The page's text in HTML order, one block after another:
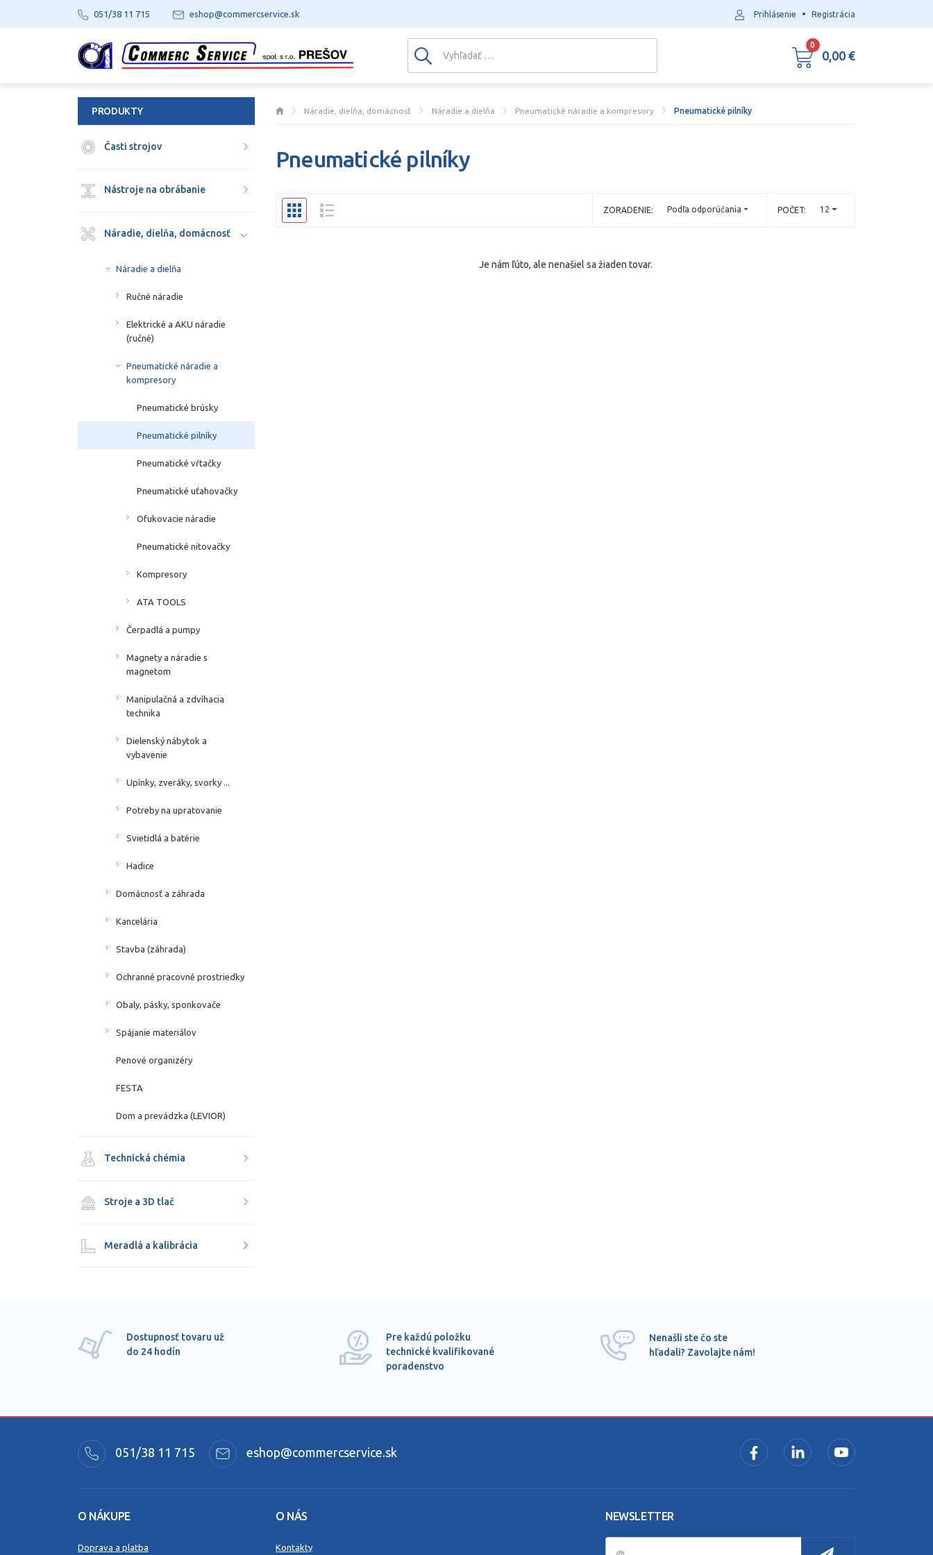
Náradie, dielňa, domácnosť Náradie a dielňa Pneumatické náradie a kompresory Pneumatické pilníky
Pneumatické pilníky
POČET: 12
ZORADENIE: Podľa odporúčania
Je nám ľúto, ale nenašiel sa žiaden tovar.
PRODUKTY
Časti strojov
Nástroje na obrábanie
Náradie, dielňa, domácnosť
Náradie a dielňa
Ručné náradie
Elektrické a AKU náradie
(ručné)
Pneumatické náradie a
kompresory
Pneumatické brúsky
Pneumatické pilníky
Pneumatické vŕtačky
Pneumatické uťahovačky
Ofukovacie náradie
Pneumatické nitovačky
Kompresory
ATA TOOLS
Čerpadlá a pumpy
Magnety a náradie s
magnetom
Manipulačná a zdvíhacia
technika
Dielenský nábytok a
vybavenie
Upínky, zveráky, svorky ...
Potreby na upratovanie
Svietidlá a batérie
Hadice
Domácnosť a záhrada
Kancelária
Stavba (záhrada)
Ochranné pracovné prostriedky
Obaly, pásky, sponkovače
Spájanie materiálov
Penové organizéry
FESTA
Dom a prevádzka (LEVIOR)
Technická chémia
Stroje a 3D tlač
Meradlá a kalibrácia
Dostupnosť tovaru už
do 24 hodín
Pre každú položku
technické kvalifikované
poradenstvo
Nenašli ste čo ste
hľadali? Zavolajte nám!
051/38 11 715 eshop@commercservice.sk
O NÁKUPE
Doprava a platba
O NÁS
Kontakty
NEWSLETTER
051/38 11 715 eshop@commercservice.sk Prihlásenie • Registrácia
0
0,00 €